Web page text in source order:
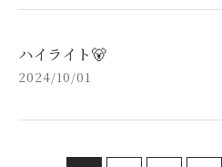
ハイライト🐻
2024/10/01